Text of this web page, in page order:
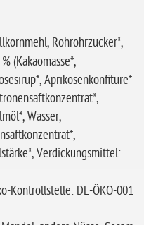
Rohrohrzucker*,
(Kakaomasse*,
Aprikosenkonfitüre*
Wasser,
Verdickungsmittel:
Kontrollstelle: DE-ÖKO-001